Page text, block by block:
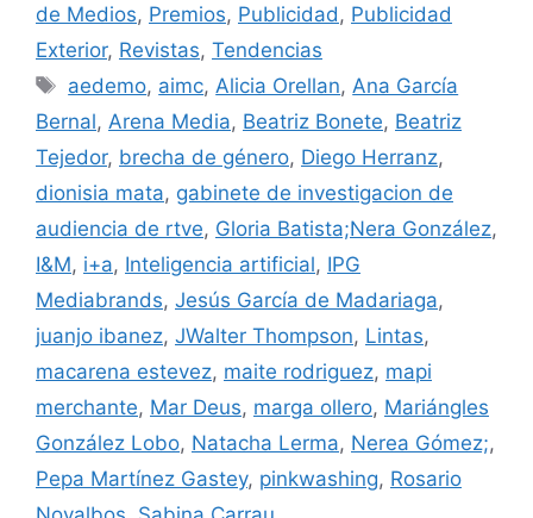
de Medios, Premios, Publicidad , Publicidad
Exterior, Revistas, Tendencias
Etiquetas
aedemo, aimc, Alicia Orellan, Ana García
Bernal, Arena Media, Beatriz Bonete, Beatriz
Tejedor, brecha de género, Diego Herranz,
dionisia mata, gabinete de investigacion de
audiencia de rtve, Gloria Batista;Nera González,
I&M, i+a, Inteligencia artificial, IPG
Mediabrands, Jesús García de Madariaga,
juanjo ibanez, JWalter Thompson, Lintas,
macarena estevez, maite rodriguez, mapi
merchante, Mar Deus, marga ollero, Mariángles
González Lobo, Natacha Lerma, Nerea Gómez;,
Pepa Martínez Gastey, pinkwashing, Rosario